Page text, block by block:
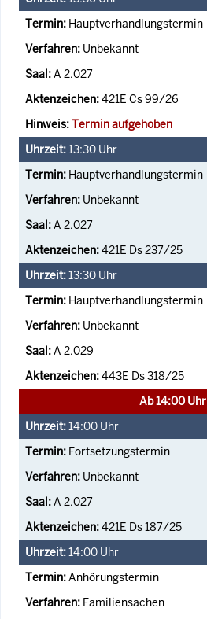
Hauptverhandlungstermin
Unbekannt
A 2.027
421E Cs 99/26
Termin aufgehoben
13:30 Uhr
Hauptverhandlungstermin
Unbekannt
A 2.027
421E Ds 237/25
13:30 Uhr
Hauptverhandlungstermin
Unbekannt
A 2.029
443E Ds 318/25
Ab 14:00 Uhr
14:00 Uhr
Fortsetzungstermin
Unbekannt
A 2.027
421E Ds 187/25
14:00 Uhr
Anhörungstermin
Familiensachen